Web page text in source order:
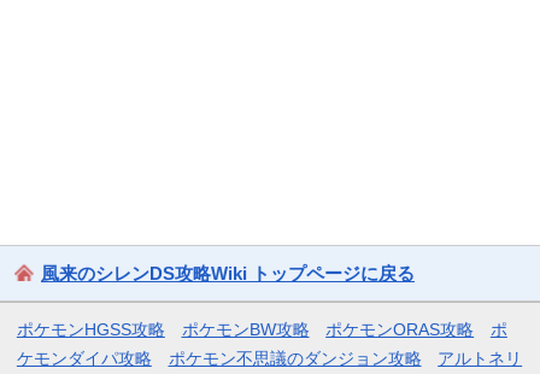
風来のシレンDS攻略Wiki トップページに戻る
ポケモンHGSS攻略 ポケモンBW攻略 ポケモンORAS攻略
ポ
ケモンダイパ攻略
ポケモン不思議のダンジョン攻略 アルトネリ